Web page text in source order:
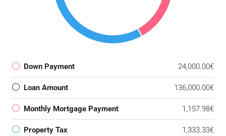
Down Payment 24,000.00€
Loan Amount 136,000.00€
Monthly Mortgage Payment 1,157.98€
Property Tax 1,333.33€